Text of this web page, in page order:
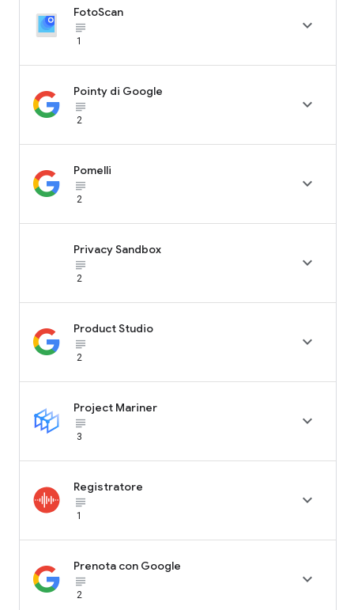
FotoScan
subject_black
1

Pointy di Google
subject_black
2

Pomelli
subject_black
2

Privacy Sandbox
subject_black
2

Product Studio
subject_black
2

Project Mariner
subject_black
3

Registratore
subject_black
1

Prenota con Google
subject_black
2
